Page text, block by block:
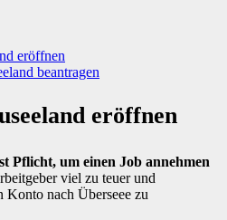
eröffnen
beantragen
eröffnen
Pflicht, um einen Job annehmen
viel zu teuer und
Konto nach Überseee zu